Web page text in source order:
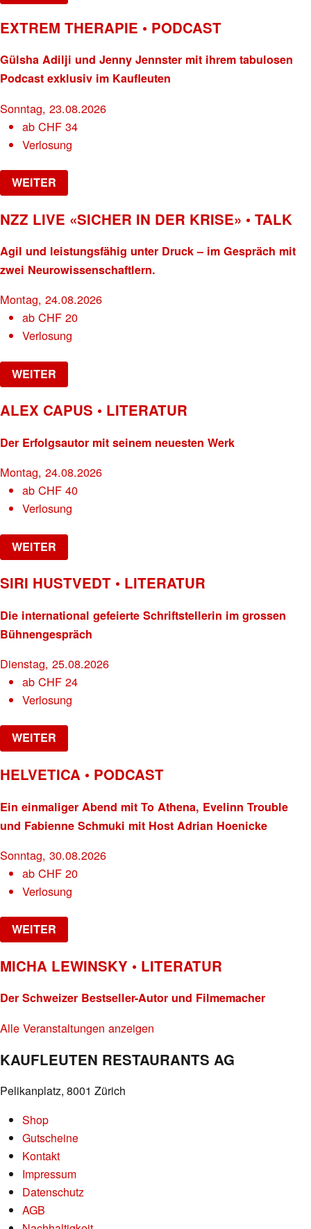
EXTREM THERAPIE • PODCAST
Gülsha Adilji und Jenny Jennster mit ihrem tabulosen
Podcast exklusiv im Kaufleuten
Sonntag, 23.08.2026
abCHF 34
Verlosung
WEITER
NZZ LIVE «SICHER IN DER KRISE» • TALK
Agil und leistungsfähig unter Druck – im Gespräch mit
zwei Neurowissenschaftlern.
Montag, 24.08.2026
abCHF 20
Verlosung
WEITER
ALEX CAPUS • LITERATUR
Der Erfolgsautor mit seinem neuesten Werk
Montag, 24.08.2026
abCHF 40
Verlosung
WEITER
SIRI HUSTVEDT • LITERATUR
Die international gefeierte Schriftstellerin im grossen
Bühnengespräch
Dienstag, 25.08.2026
abCHF 24
Verlosung
WEITER
HELVETICA • PODCAST
Ein einmaliger Abend mit To Athena, Evelinn Trouble
und Fabienne Schmuki mit Host Adrian Hoenicke
Sonntag, 30.08.2026
abCHF 20
Verlosung
WEITER
MICHA LEWINSKY • LITERATUR
Der Schweizer Bestseller-Autor und Filmemacher
Alle Veranstaltungen anzeigen
KAUFLEUTEN RESTAURANTS AG
Pelikanplatz, 8001 Zürich
Shop
Gutscheine
Kontakt
Impressum
Datenschutz
AGB